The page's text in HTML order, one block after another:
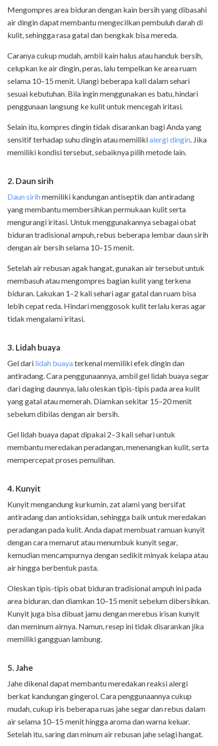
Mengompres area biduran dengan kain bersih yang dibasahi
air dingin dapat membantu mengecilkan pembuluh darah di
kulit, sehingga rasa gatal dan bengkak bisa mereda.
Caranya cukup mudah, ambil kain halus atau handuk bersih,
celupkan ke air dingin, peras, lalu tempelkan ke area ruam
selama 10–15 menit. Ulangi beberapa kali dalam sehari
sesuai kebutuhan. Bila ingin menggunakan es batu, hindari
penggunaan langsung ke kulit untuk mencegah iritasi.
Selain itu, kompres dingin tidak disarankan bagi Anda yang
sensitif terhadap suhu dingin atau memilikialergi dingin. Jika
memiliki kondisi tersebut, sebaiknya pilih metode lain.
2. Daun sirih
Daun sirihmemiliki kandungan antiseptik dan antiradang
yang membantu membersihkan permukaan kulit serta
mengurangi iritasi. Untuk menggunakannya sebagai obat
biduran tradisional ampuh, rebus beberapa lembar daun sirih
dengan air bersih selama 10–15 menit.
Setelah air rebusan agak hangat, gunakan air tersebut untuk
membasuh atau mengompres bagian kulit yang terkena
biduran. Lakukan 1–2 kali sehari agar gatal dan ruam bisa
lebih cepat reda. Hindari menggosok kulit terlalu keras agar
tidak mengalami iritasi.
3. Lidah buaya
Gel dari lidah buayaterkenal memiliki efek dingin dan
antiradang. Cara penggunaannya, ambil gel lidah buaya segar
dari daging daunnya, lalu oleskan tipis-tipis pada area kulit
yang gatal atau memerah. Diamkan sekitar 15–20 menit
sebelum dibilas dengan air bersih.
Gel lidah buaya dapat dipakai 2–3 kali sehari untuk
membantu meredakan peradangan, menenangkan kulit, serta
mempercepat proses pemulihan.
4. Kunyit
Kunyit mengandung kurkumin, zat alami yang bersifat
antiradang dan antioksidan, sehingga baik untuk meredakan
peradangan pada kulit. Anda dapat membuat ramuan kunyit
dengan cara memarut atau menumbuk kunyit segar,
kemudian mencampurnya dengan sedikit minyak kelapa atau
air hingga berbentuk pasta.
Oleskan tipis-tipis obat biduran tradisional ampuh ini pada
area biduran, dan diamkan 10–15 menit sebelum dibersihkan.
Kunyit juga bisa dibuat jamu dengan merebus irisan kunyit
dan meminum airnya. Namun, resep ini tidak disarankan jika
memiliki gangguan lambung.
5. Jahe
Jahe dikenal dapat membantu meredakan reaksi alergi
berkat kandungan gingerol. Cara penggunaannya cukup
mudah, cukup iris beberapa ruas jahe segar dan rebus dalam
air selama 10–15 menit hingga aroma dan warna keluar.
Setelah itu, saring dan minum air rebusan jahe selagi hangat.